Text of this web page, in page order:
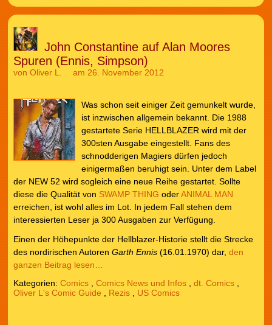
John Constantine auf Alan Moores
Spuren (Ennis, Simpson)
von Oliver L. am 26. November 2012
Was schon seit einiger Zeit gemunkelt wurde,
ist inzwischen allgemein bekannt. Die 1988
gestartete Serie HELLBLAZER wird mit der
300sten Ausgabe eingestellt. Fans des
schnodderigen Magiers dürfen jedoch
einigermaßen beruhigt sein. Unter dem Label
der NEW 52 wird sogleich eine neue Reihe gestartet. Sollte
diese die Qualität von SWAMP THING oderANIMAL MAN
erreichen, ist wohl alles im Lot. In jedem Fall stehen dem
interessierten Leser ja 300 Ausgaben zur Verfügung.
Einen der Höhepunkte der Hellblazer-Historie stellt die Strecke
des nordirischen Autoren Garth Ennis(16.01.1970) dar, den
ganzen Beitrag lesen…
Kategorien: Comics, Comics News und Infos, dt. Comics,
Oliver L's Comic Guide , Rezis, US Comics